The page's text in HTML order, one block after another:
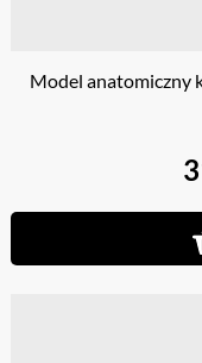
Model anatomiczny